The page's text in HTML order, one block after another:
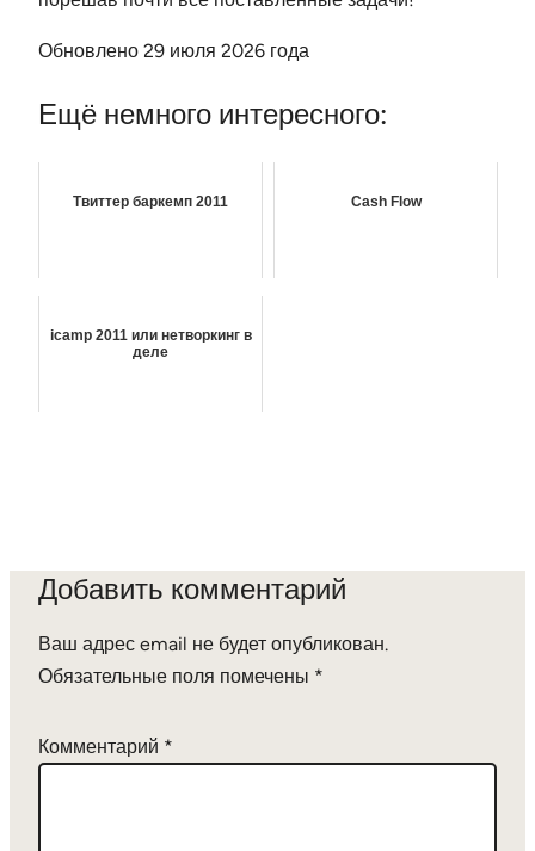
Обновлено 29 июля 2026 года
Ещё немного интересного:
Твиттер баркемп 2011 Cash Flow
icamp 2011 или нетворкинг в
деле
Добавить комментарий
Ваш адрес email не будет опубликован.
Обязательные поля помечены *
Комментарий *